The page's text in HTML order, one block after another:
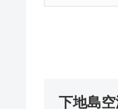
下地島